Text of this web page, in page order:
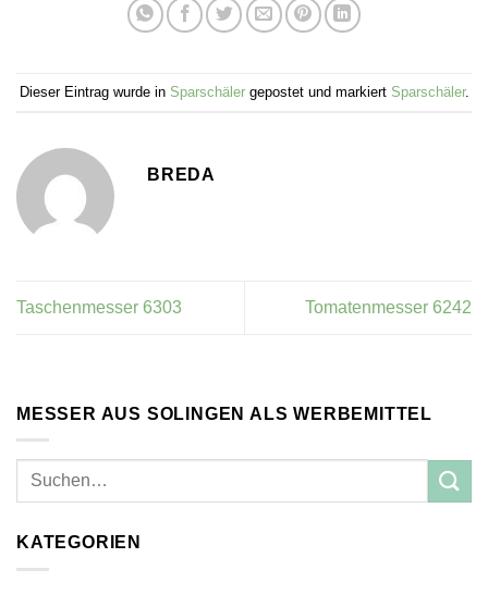
Dieser Eintrag wurde in Sparschälergepostet und markiert Sparschäler.
BREDA
Taschenmesser 6303 Tomatenmesser 6242
MESSER AUS SOLINGEN ALS WERBEMITTEL
KATEGORIEN